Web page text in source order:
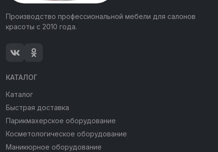
Производство профессиональной мебели для салонов
красоты с 2010 года.
КАТАЛОГ
Каталог
Быстрая доставка
Парикмахерское оборудование
Косметологическое оборудование
Маникюрное оборудование